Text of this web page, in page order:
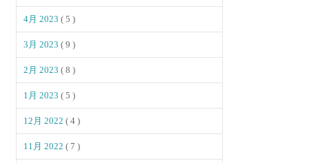
4月 2023( 5 )
3月 2023( 9 )
2月 2023( 8 )
1月 2023( 5 )
12月 2022( 4 )
11月 2022( 7 )